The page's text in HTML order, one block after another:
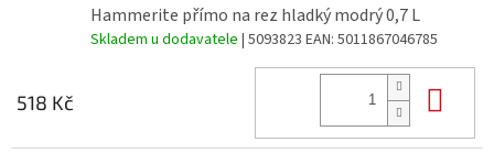
Hammerite přímo na rez hladký modrý 0,7 L
Skladem u dodavatele | 5093823 EAN: 5011867046785
518 Kč